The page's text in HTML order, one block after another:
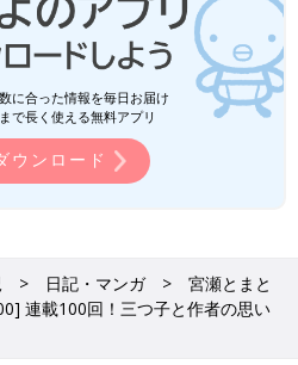
に合った情報を毎日お届け
で長く使える無料アプリ
ウンロード
日記・マンガ
宮瀬とまと
連載100回！三つ子と作者の思い